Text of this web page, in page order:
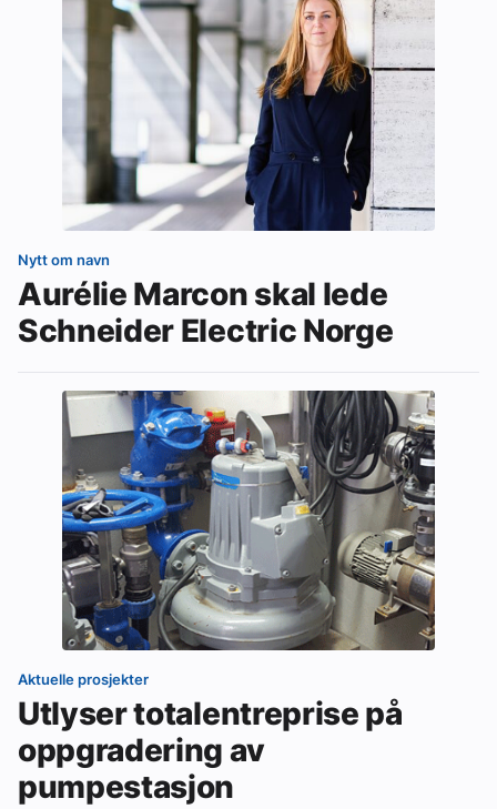
Nytt om navn
Aurélie Marcon skal lede
Schneider Electric Norge
Aktuelle prosjekter
Utlyser totalentreprise på
oppgradering av
pumpestasjon